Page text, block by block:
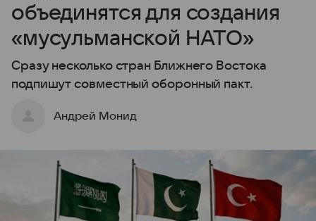
объединятся для создания
«мусульманской НАТО»
Сразу несколько стран Ближнего Востока
подпишут совместный оборонный пакт.
Андрей Монид